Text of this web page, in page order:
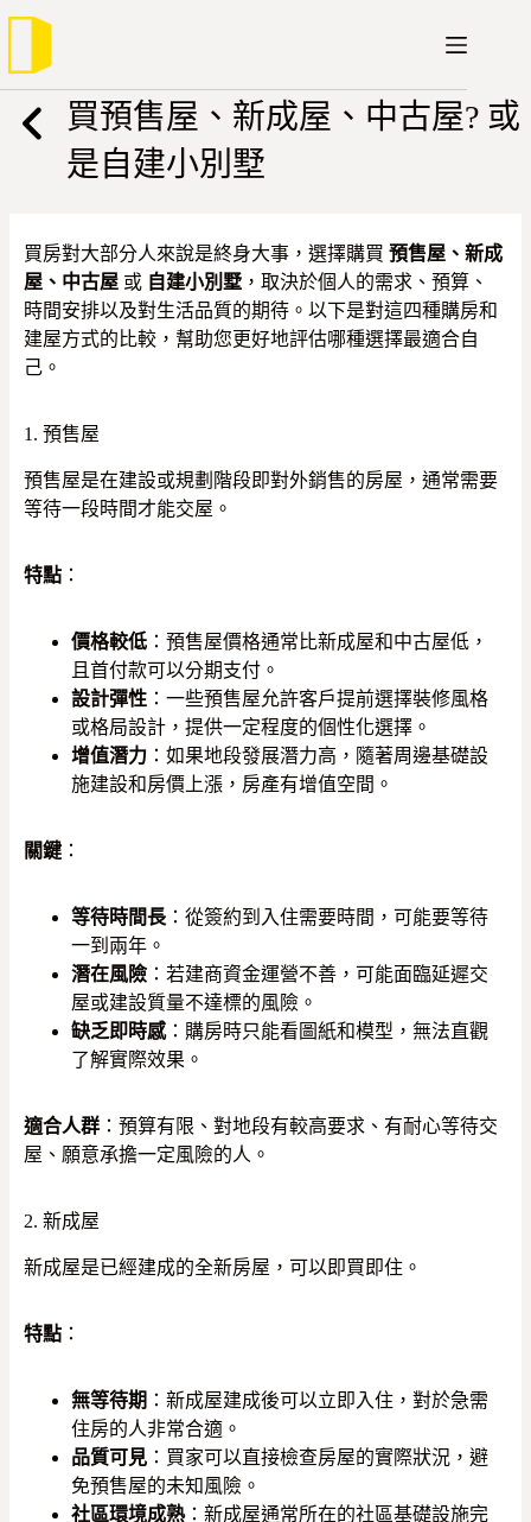
跳
主
買預售屋、新成屋、中古屋? 或
是自建小別墅
買房對大部分人來說是終身大事，選擇購買預售屋、新成
屋、中古屋 或 自建小別墅 ，取決於個人的需求、預算、
時間安排以及對生活品質的期待。以下是對這四種購房和
建屋方式的比較，幫助您更好地評估哪種選擇最適合自
己。
1. 預售屋
預售屋是在建設或規劃階段即對外銷售的房屋，通常需要
等待一段時間才能交屋。
特點 ：
價格較低 ：預售屋價格通常比新成屋和中古屋低，
且首付款可以分期支付。
設計彈性 ：一些預售屋允許客戶提前選擇裝修風格
或格局設計，提供一定程度的個性化選擇。
增值潛力 ：如果地段發展潛力高，隨著周邊基礎設
施建設和房價上漲，房產有增值空間。
關鍵 ：
等待時間長 ：從簽約到入住需要時間，可能要等待
一到兩年。
潛在風險 ：若建商資金運營不善，可能面臨延遲交
屋或建設質量不達標的風險。
缺乏即時感：購房時只能看圖紙和模型，無法直觀
了解實際效果。
適合人群 ：預算有限、對地段有較高要求、有耐心等待交
屋、願意承擔一定風險的人。
2. 新成屋
新成屋是已經建成的全新房屋，可以即買即住。
特點 ：
無等待期 ：新成屋建成後可以立即入住，對於急需
住房的人非常合適。
品質可見 ：買家可以直接檢查房屋的實際狀況，避
免預售屋的未知風險。
社區環境成熟：新成屋通常所在的社區基礎設施完